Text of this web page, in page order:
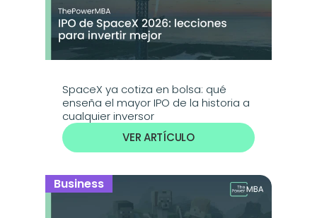
SpaceX ya cotiza en bolsa: qué
enseña el mayor IPO de la historia a
cualquier inversor
VER ARTÍCULO
Business